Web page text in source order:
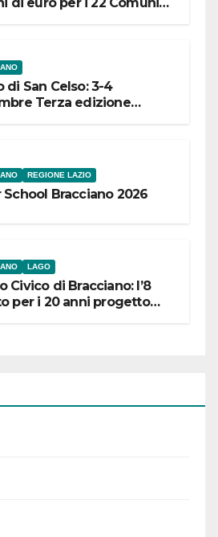
di San Celso: 3-4
Terza edizione
REGIONE LAZIO
School Bracciano 2026
LAGO
Civico di Bracciano: l’8
per i 20 anni progetto